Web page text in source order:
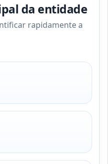
da entidade
rapidamente a